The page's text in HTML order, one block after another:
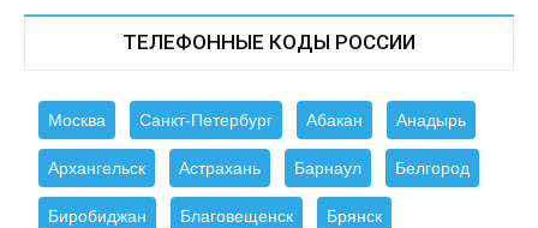
ТЕЛЕФОННЫЕ КОДЫ РОССИИ
Москва Санкт-Петербург Абакан Анадырь
Архангельск Астрахань Барнаул Белгород
Биробиджан Благовещенск Брянск